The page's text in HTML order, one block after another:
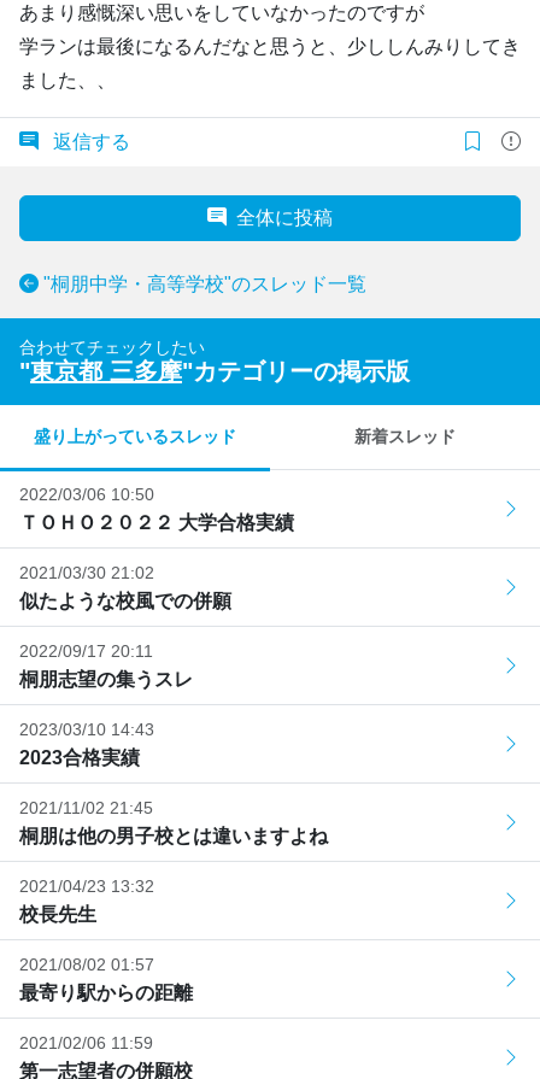
あまり感慨深い思いをしていなかったのですが
学ランは最後になるんだなと思うと、少ししんみりしてき
ました、、
返信する
全体に投稿
"桐朋中学・高等学校"のスレッド一覧
合わせてチェックしたい
"東京都 三多摩"カテゴリーの掲示版
盛り上がっているスレッド 新着スレッド
2022/03/06 10:50
ＴＯＨＯ２０２２ 大学合格実績
2021/03/30 21:02
似たような校風での併願
2022/09/17 20:11
桐朋志望の集うスレ
2023/03/10 14:43
2023合格実績
2021/11/02 21:45
桐朋は他の男子校とは違いますよね
2021/04/23 13:32
校長先生
2021/08/02 01:57
最寄り駅からの距離
2021/02/06 11:59
第一志望者の併願校